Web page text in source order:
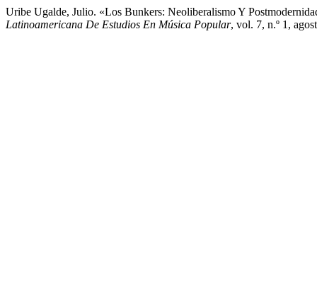
Uribe Ugalde, Julio. «Los Bunkers: Neoliberalismo Y
Latinoamericana De Estudios En Música Popular, vol. 7, n.º 1,